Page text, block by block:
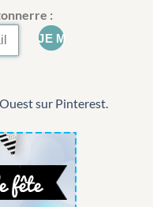
:
sur Pinterest.